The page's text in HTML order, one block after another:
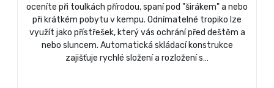
oceníte při toulkách přírodou, spaní pod "širákem" a nebo
při krátkém pobytu v kempu. Odnímatelné tropiko lze
využít jako přístřešek, který vás ochrání před deštěm a
nebo sluncem. Automatická skládací konstrukce
zajišťuje rychlé složení a rozložení s…